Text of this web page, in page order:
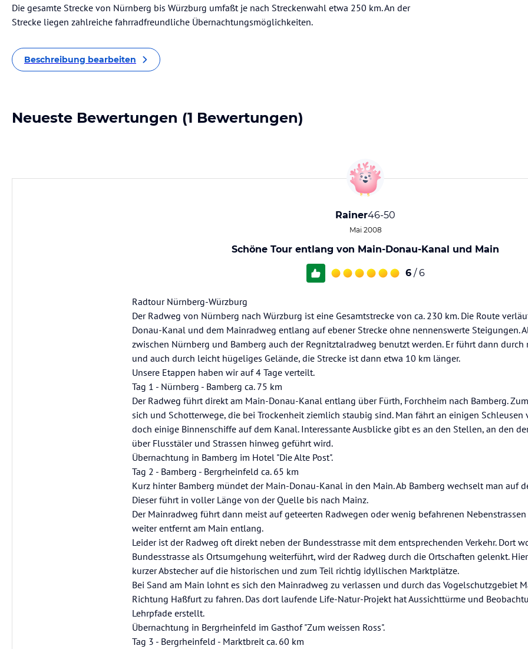
Die gesamte Strecke von Nürnberg bis Würzburg umfaßt je nach Streckenwahl etwa 250 km. An der
Strecke liegen zahlreiche fahrradfreundliche Übernachtungsmöglichkeiten.
Beschreibung bearbeiten
Neueste Bewertungen (1 Bewertungen)
Rainer46-50
Mai 2008
Schöne Tour entlang von Main-Donau-Kanal und Main
6 / 6
Radtour Nürnberg-Würzburg
Der Radweg von Nürnberg nach Würzburg ist eine Gesamtstrecke von ca. 230 km. Die Route
Donau-Kanal und dem Mainradweg entlang auf ebener Strecke ohne nennenswerte Steigungen.
zwischen Nürnberg und Bamberg auch der Regnitztalradweg benutzt werden. Er führt dann durch
und auch durch leicht hügeliges Gelände, die Strecke ist dann etwa 10 km länger.
Unsere Etappen haben wir auf 4 Tage verteilt.
Tag 1 - Nürnberg - Bamberg ca. 75 km
Der Radweg führt direkt am Main-Donau-Kanal entlang über Fürth, Forchheim nach Bamberg.
sich und Schotterwege, die bei Trockenheit ziemlich staubig sind. Man fährt an einigen Schleusen
doch einige Binnenschiffe auf dem Kanal. Interessante Ausblicke gibt es an den Stellen, an den
über Flusstäler und Strassen hinweg geführt wird.
Übernachtung in Bamberg im Hotel "Die Alte Post".
Tag 2 - Bamberg - Bergrheinfeld ca. 65 km
Kurz hinter Bamberg mündet der Main-Donau-Kanal in den Main. Ab Bamberg wechselt man auf
Dieser führt in voller Länge von der Quelle bis nach Mainz.
Der Mainradweg führt dann meist auf geteerten Radwegen oder wenig befahrenen
weiter entfernt am Main entlang.
Leider ist der Radweg oft direkt neben der Bundesstrasse mit dem entsprechenden Verkehr. Dort
Bundesstrasse als Ortsumgehung weiterführt, wird der Radweg durch die Ortschaften gelenkt.
kurzer Abstecher auf die historischen und zum Teil richtig idyllischen Marktplätze.
Bei Sand am Main lohnt es sich den Mainradweg zu verlassen und durch das Vogelschutzgebiet
Richtung Haßfurt zu fahren. Das dort laufende Life-Natur-Projekt hat Aussichttürme und
Lehrpfade erstellt.
Übernachtung in Bergrheinfeld im Gasthof "Zum weissen Ross".
Tag 3 - Bergrheinfeld - Marktbreit ca. 60 km